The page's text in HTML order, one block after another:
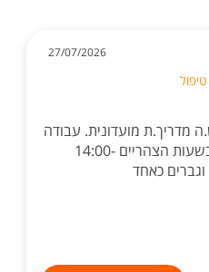
27/07/2026
מדריך.ת מועדונית. עבודה
בשעות הצהריים ימים א-ה בשעות הצהריים 14:00-